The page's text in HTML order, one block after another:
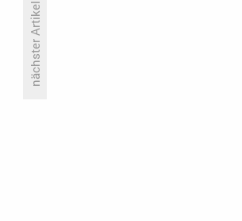
nächster Artikel